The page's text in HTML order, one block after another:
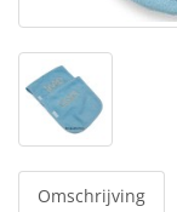
Omschrijving